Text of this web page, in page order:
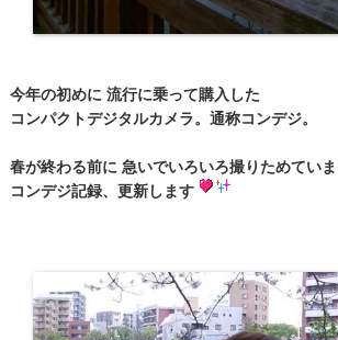
今年の初めに 流行に乗って購入した
コンパクトデジタルカメラ。通称コンデジ。
春が終わる前に 急いでいろいろ撮りためてい
コンデジ記録、更新します